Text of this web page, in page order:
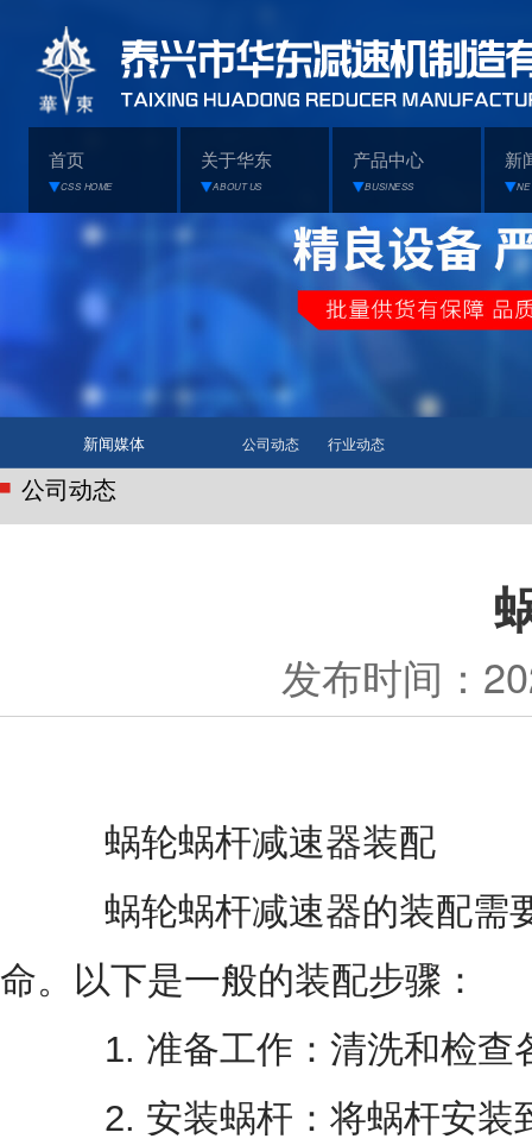
首页
CSS HOME
关于华东
ABOUT US
产品中心
BUSINESS
新
新闻媒体 公司动态 行业动态
公司动态
发布时间：
蜗轮蜗杆减速器装配
蜗轮蜗杆减速器的装配需要
命。以下是一般的装配步骤：
1. 准备工作：清洗和检查
2. 安装蜗杆：将蜗杆安装